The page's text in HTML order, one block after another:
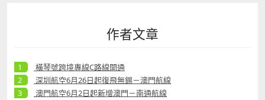
作者文章
橫琴號跨境專線C路線開通
深圳航空6月26日起復飛無錫－澳門航線
澳門航空6月2日起新增澳門－南通航線